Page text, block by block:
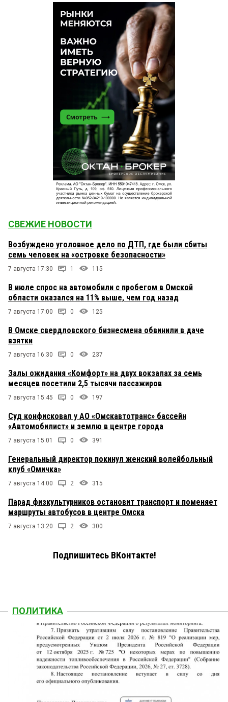
СВЕЖИЕ НОВОСТИ
Возбуждено уголовное дело по ДТП, где были сбиты
семь человек на «островке безопасности»
7 августа 17:30 1 115
В июле спрос на автомобили с пробегом в Омской
области оказался на 11% выше, чем год назад
7 августа 17:00 0 125
В Омске свердловского бизнесмена обвинили в даче
взятки
7 августа 16:30 0 237
Залы ожидания «Комфорт» на двух вокзалах за семь
месяцев посетили 2,5 тысячи пассажиров
7 августа 15:45 0 197
Суд конфисковал у АО «Омскавтотранс» бассейн
«Автомобилист» и землю в центре города
7 августа 15:01 0 391
Генеральный директор покинул женский волейбольный
клуб «Омичка»
7 августа 14:00 2 315
Парад физкультурников остановит транспорт и поменяет
маршруты автобусов в центре Омска
7 августа 13:20 2 300
Подпишитесь ВКонтакте!
ПОЛИТИКА